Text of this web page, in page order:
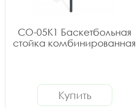
СО-05К1 Баскетбольная
стойка комбинированная
Купить